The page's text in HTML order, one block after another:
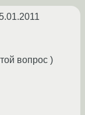
вопрос )